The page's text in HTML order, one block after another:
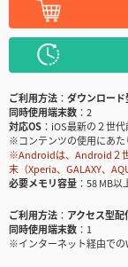
ご利用方法
ダウンロード
同時使用端末数
2
対応OS
iOS最新の２世
※コンテンツの使用にあ
※Androidは、Android２
末（Xperia、GALAXY、
必要メモリ容量
58 MB以
ご利用方法
アクセス型配
同時使用端末数
1
※インターネット経由での